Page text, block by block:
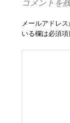
コメントを
メールアドレ
いる欄は必須項